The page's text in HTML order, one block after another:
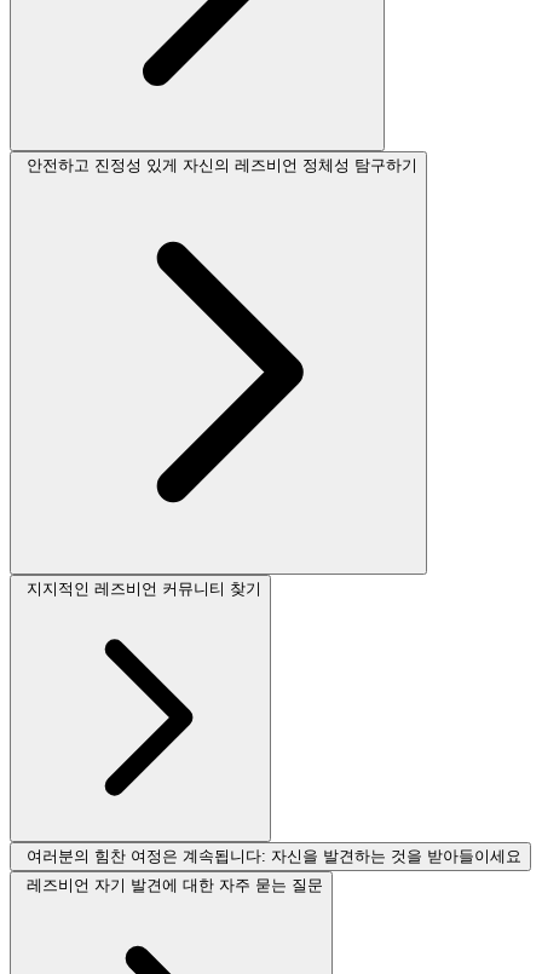
안전하고 진정성 있게 자신의 레즈비언 정체성 탐구하기
지지적인 레즈비언 커뮤니티 찾기
여러분의 힘찬 여정은 계속됩니다: 자신을 발견하는 것을 받아들이세요
레즈비언 자기 발견에 대한 자주 묻는 질문